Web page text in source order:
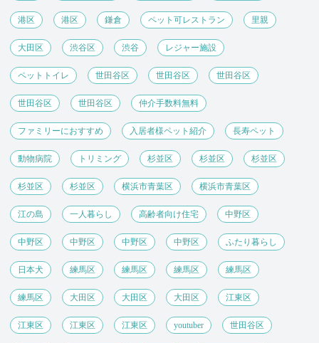
港区 港区 鎌倉 ペット可レストラン 里親
大田区 渋谷区 渋谷 レジャー施設
ペットトイレ 世田谷区 世田谷区 世田谷区
世田谷区 世田谷区 仲介手数料無料
ファミリーにおすすめ 入居者様ペット紹介 長寿ペット
動物病院 トリミング 杉並区 杉並区 杉並区
杉並区 杉並区 横浜市青葉区 横浜市青葉区
江の島 一人暮らし 高齢者向け住宅 中野区
中野区 中野区 中野区 中野区 ふたり暮らし
日本犬 練馬区 練馬区 練馬区 練馬区
練馬区 大田区 大田区 大田区 江東区
江東区 江東区 江東区 youtuber 世田谷区